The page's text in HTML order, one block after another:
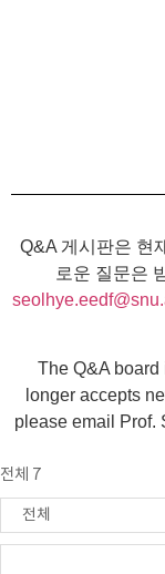
Q&A 게시판은 현
로운 질문은
The Q&A
longer accepts
please email Prof.
전체 7